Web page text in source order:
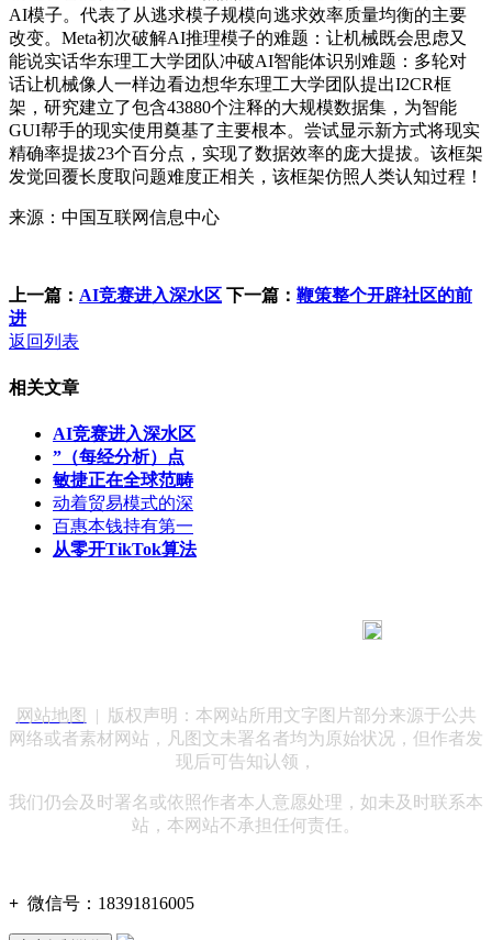
AI模子。代表了从逃求模子规模向逃求效率质量均衡的主要
改变。Meta初次破解AI推理模子的难题：让机械既会思虑又
能说实话华东理工大学团队冲破AI智能体识别难题：多轮对
话让机械像人一样边看边想华东理工大学团队提出I2CR框
架，研究建立了包含43880个注释的大规模数据集，为智能
GUI帮手的现实使用奠基了主要根本。尝试显示新方式将现实
精确率提拔23个百分点，实现了数据效率的庞大提拔。该框架
发觉回覆长度取问题难度正相关，该框架仿照人类认知过程！
来源：中国互联网信息中心
上一篇： AI竞赛进入深水区 下一篇： 鞭策整个开辟社区的前
进
返回列表
相关文章
AI竞赛进入深水区
”（每经分析）点
敏捷正在全球范畴
动着贸易模式的深
百惠本钱持有第一
从零开TikTok算法
网站地图
| 版权声明：本网站所用文字图片部分来源于公共
网络或者素材网站，凡图文未署名者均为原始状况，但作者发
现后可告知认领，
我们仍会及时署名或依照作者本人意愿处理，如未及时联系本
站，本网站不承担任何责任。
+ 微信号： 18391816005